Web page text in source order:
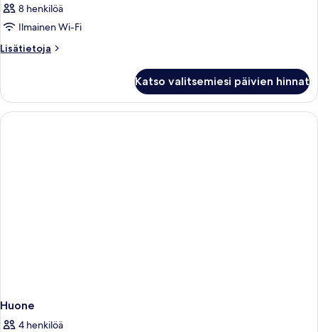
8 henkilöä
Ilmainen Wi-Fi
Lisätietoja
Lisätietoja
Katso valitsemiesi päivien hinnat
Huone
4 henkilöä